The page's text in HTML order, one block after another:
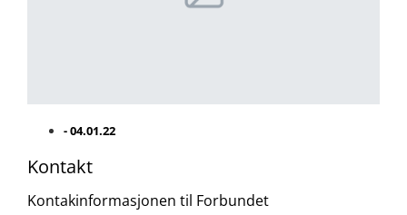
-04.01.22
Kontakt
Kontakinformasjonen til Forbundet